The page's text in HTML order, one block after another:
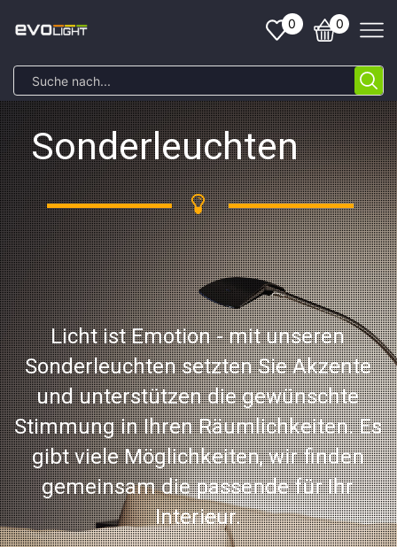
0 0
Sonderleuchten
Licht ist Emotion - mit unseren
Sonderleuchten setzten Sie Akzente
und unterstützen die gewünschte
Stimmung in Ihren Räumlichkeiten. Es
gibt viele Möglichkeiten, wir finden
gemeinsam die passende für Ihr
Interieur.